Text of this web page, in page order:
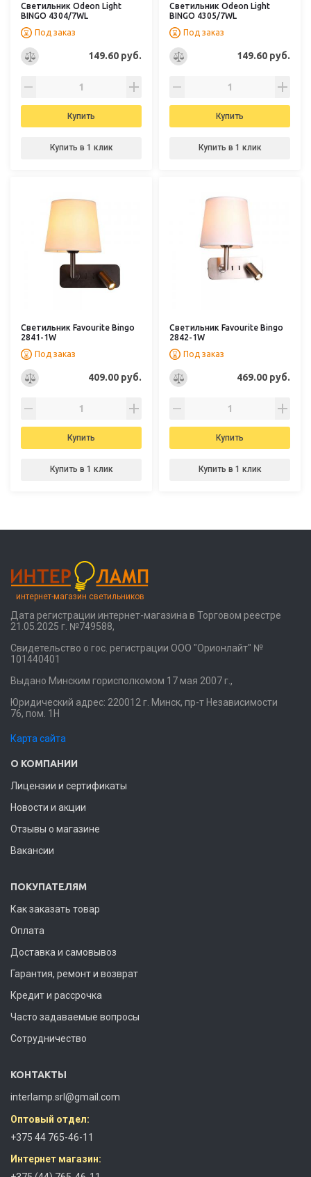
Светильник Odeon Light
BINGO 4304/7WL
Под заказ
149.60 руб.
Купить
Купить в 1 клик
Светильник Odeon Light
BINGO 4305/7WL
Под заказ
149.60 руб.
Купить
Купить в 1 клик
Светильник Favourite Bingo
2841-1W
Под заказ
409.00 руб.
Купить
Купить в 1 клик
Светильник Favourite Bingo
2842-1W
Под заказ
469.00 руб.
Купить
Купить в 1 клик
интернет-магазин светильников
Дата регистрации интернет-магазина в Торговом реестре
21.05.2025 г. №749588,
Свидетельство о гос. регистрации ООО "Орионлайт" №
101440401
Выдано Минским горисполкомом 17 мая 2007 г.,
Юридический адрес: 220012 г. Минск, пр-т Независимости
76, пом. 1Н
Карта сайта
О КОМПАНИИ
Лицензии и сертификаты
Новости и акции
Отзывы о магазине
Вакансии
ПОКУПАТЕЛЯМ
Как заказать товар
Оплата
Доставка и самовывоз
Гарантия, ремонт и возврат
Кредит и рассрочка
Часто задаваемые вопросы
Сотрудничество
КОНТАКТЫ
interlamp.srl@gmail.com
Оптовый отдел:
+375 44 765-46-11
Интернет магазин: